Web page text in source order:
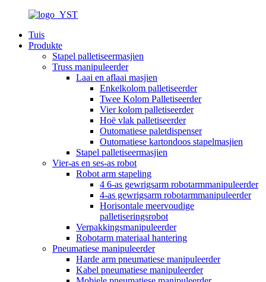
Tuis
Produkte
Stapel palletiseermasjien
Truss manipuleerder
Laai en aflaai masjien
Enkelkolom palletiseerder
Twee Kolom Palletiseerder
Vier kolom palletiseerder
Hoë vlak palletiseerder
Outomatiese paletdispenser
Outomatiese kartondoos stapelmasjien
Stapel palletiseermasjien
Vier-as en ses-as robot
Robot arm stapeling
4 6-as gewrigsarm robotarmmanipuleerder
4-as gewrigsarm robotarmmanipuleerder
Horisontale meervoudige
palletiseringsrobot
Verpakkingsmanipuleerder
Robotarm materiaal hantering
Pneumatiese manipuleerder
Harde arm pneumatiese manipuleerder
Kabel pneumatiese manipuleerder